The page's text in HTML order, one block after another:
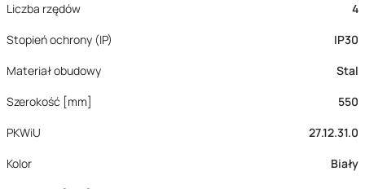
Liczba rzędów
4
Stopień ochrony (IP)
IP30
Materiał obudowy
Stal
Szerokość [mm]
550
PKWiU
27.12.31.0
Kolor
Biały